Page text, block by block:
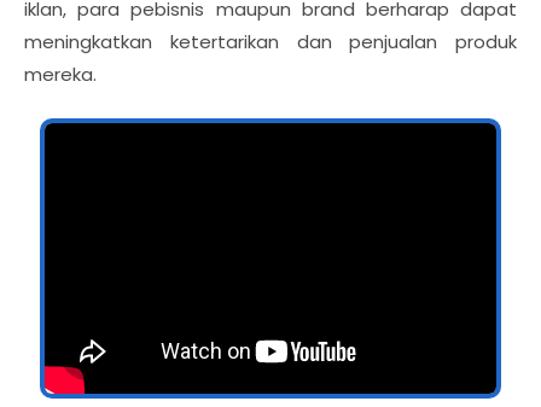
iklan, para pebisnis maupun brand berharap dapat
meningkatkan ketertarikan dan penjualan produk
mereka.